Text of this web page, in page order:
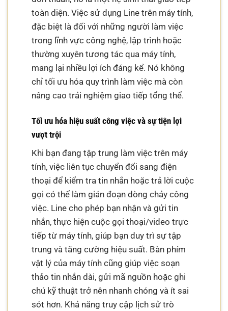
toàn diện. Việc sử dụng Line trên máy tính,
đặc biệt là đối với những người làm việc
trong lĩnh vực công nghệ, lập trình hoặc
thường xuyên tương tác qua máy tính,
mang lại nhiều lợi ích đáng kể. Nó không
chỉ tối ưu hóa quy trình làm việc mà còn
nâng cao trải nghiệm giao tiếp tổng thể.
Tối ưu hóa hiệu suất công việc và sự tiện lợi
vượt trội
Khi bạn đang tập trung làm việc trên máy
tính, việc liên tục chuyển đổi sang điện
thoại để kiểm tra tin nhắn hoặc trả lời cuộc
gọi có thể làm gián đoạn dòng chảy công
việc. Line cho phép bạn nhận và gửi tin
nhắn, thực hiện cuộc gọi thoại/video trực
tiếp từ máy tính, giúp bạn duy trì sự tập
trung và tăng cường hiệu suất. Bàn phím
vật lý của máy tính cũng giúp việc soạn
thảo tin nhắn dài, gửi mã nguồn hoặc ghi
chú kỹ thuật trở nên nhanh chóng và ít sai
sót hơn. Khả năng truy cập lịch sử trò